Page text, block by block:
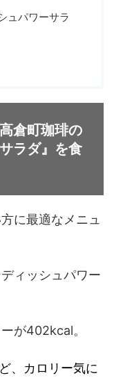
ュパワーサラ
倉町珈琲の
ラダ』を食
に最適なメニュ
ィッシュパワー
が402kcal。
、カロリー気に